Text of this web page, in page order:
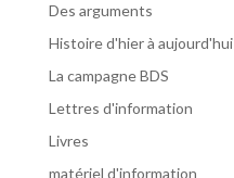
Des arguments
Histoire d'hier à aujourd'hui
La campagne BDS
Lettres d'information
Livres
matériel d'information